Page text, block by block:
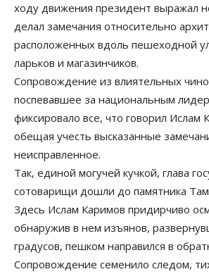
ходу движения президент выражал
делал замечания относительно
расположенных вдоль пешеходной
ларьков и магазинчиков.
Сопровождение из влиятельных
поспевавшее за национальным
фиксировало все, что говорил Ислам
обещая учесть высказанные
неисправленное.
Так, единой могучей кучкой, глава
сотоварищи дошли до памятника
Здесь Ислам Каримов придирчиво
обнаружив в нем изъянов,
градусов, пешком направился в
Сопровождение семенило следом,